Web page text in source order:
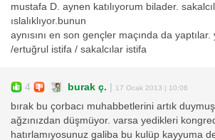
mustafa D. aynen katılıyorum bilader.
ıslalıklıyor.bunun
aynısını en son gençler maçında da
/ertuğrul istifa / sakalcılar istifa
4 burak ç. | 17 Ocak 2013 | 10:06
bırak bu çorbacı muhabbetlerini artık
ağzınızdan düşmüyor. varsa yedikleri
hatırlamıyosunuz galiba bu kulüp kayyuma